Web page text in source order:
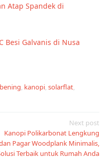
Atap Spandek di
Besi Galvanis di Nusa
bening, kanopi, solarflat,
Next post
Kanopi Polikarbonat Lengkung
Pagar Woodplank Minimalis,
Terbaik untuk Rumah Anda